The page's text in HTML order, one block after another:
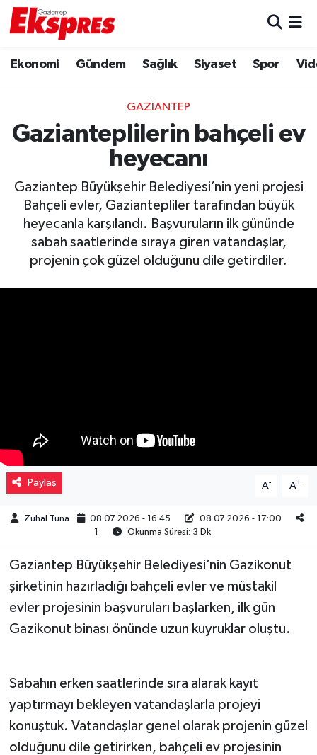
Ekonomi Gündem Sağlık Siyaset Spor
GAZIANTEP
Gazianteplilerin bahçeli ev
heyecanı
Gaziantep Büyükşehir Belediyesi’nin yeni projesi
Bahçeli evler, Gaziantepliler tarafından büyük
heyecanla karşılandı. Başvuruların ilk gününde
sabah saatlerinde sıraya giren vatandaşlar,
projenin çok güzel olduğunu dile getirdiler.
Paylaş A- A+
Zuhal Tuna 08.07.2026 - 16:45
08.07.2026 - 17:00
1
Okunma Süresi: 3 Dk
Gaziantep Büyükşehir Belediyesi’nin Gazikonut
şirketinin hazırladığı bahçeli evler ve müstakil
evler projesinin başvuruları başlarken, ilk gün
Gazikonut binası önünde uzun kuyruklar oluştu.
Sabahın erken saatlerinde sıra alarak kayıt
yaptırmayı bekleyen vatandaşlarla projeyi
konuştuk. Vatandaşlar genel olarak projenin güzel
olduğunu dile getirirken, bahçeli ev projesinin
Ekonomi
Gaziantep son dakika
Gündem
Haberler
Kültür Sanat
Sağlık
Sinemalar
Siyaset
Spor
Türkiye
Yaşam
Yeme-İçme
Trafik Durumu
Puan Durumu ve Fikstür
Tüm Manşetler
Son Dakika Haberleri
Haber Arşivi